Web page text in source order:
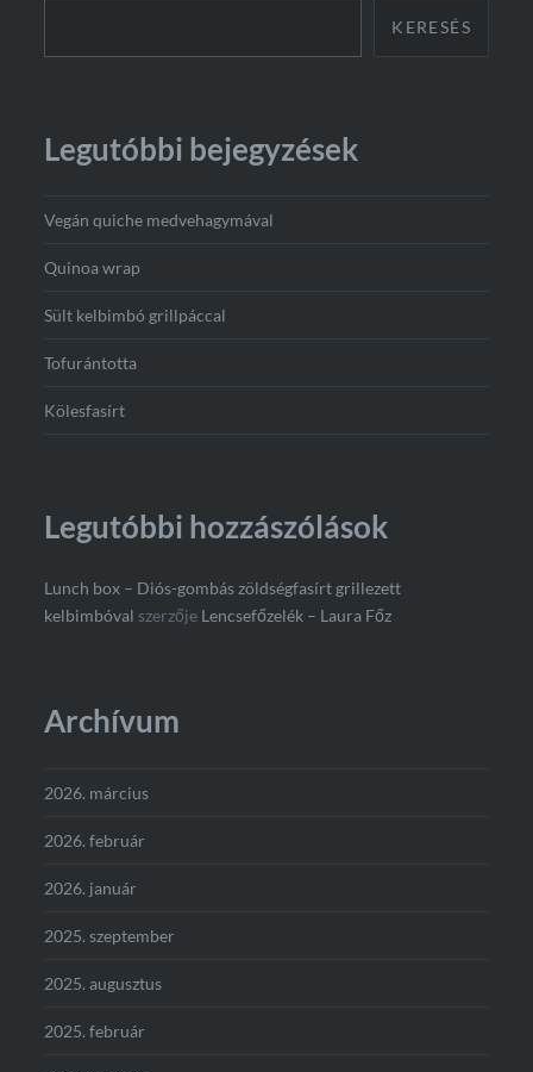
KERESÉS
Legutóbbi bejegyzések
Vegán quiche medvehagymával
Quinoa wrap
Sült kelbimbó grillpáccal
Tofurántotta
Kölesfasírt
Legutóbbi hozzászólások
Lunch box – Diós-gombás zöldségfasírt grillezett
kelbimbóval szerzője Lencsefőzelék – Laura Főz
Archívum
2026. március
2026. február
2026. január
2025. szeptember
2025. augusztus
2025. február